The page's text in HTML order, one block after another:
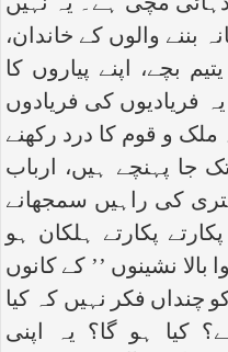
بننے والوں کے خاندان،
بچے، اپنے پیاروں کا
فریادیوں کی فریادوں
و قوم کا درد رکھنے
جا پہنچے ہیں، ارباب
کی راہیں سمجھانے
پکارتے ہلکان ہو
بالا نشینوں ’’ کے کانوں
چنداں فکر نہیں کہ کیا
کیا ہو گا؟ یہ اپنی